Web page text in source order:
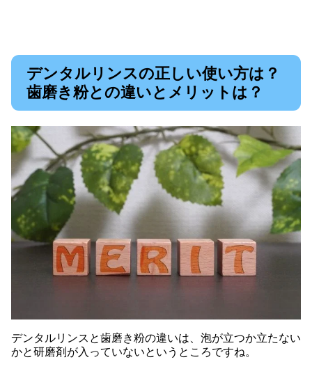
デンタルリンスの正しい使い方は？
歯磨き粉との違いとメリットは？
デンタルリンスと歯磨き粉の違いは、泡が立つか立たない
かと研磨剤が入っていないというところですね。